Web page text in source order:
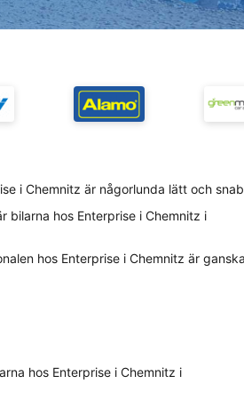
i Chemnitz är någorlunda lätt och
bilarna hos Enterprise i Chemnitz i
hos Enterprise i Chemnitz är ganska
hos Enterprise i Chemnitz i